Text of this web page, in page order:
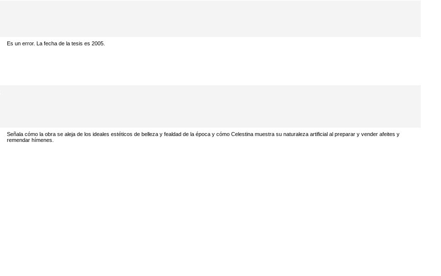
Es un error. La fecha de la tesis es 2005.
Señala cómo la obra se aleja de los ideales estéticos de belleza y fealdad de la época y cómo Celestina muestra su naturaleza artificial al preparar y vender afeites y
remendar hímenes.